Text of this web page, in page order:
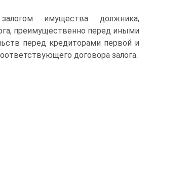
имущества должника,
преимущественно перед иными
перед кредиторами первой и
договора залога.